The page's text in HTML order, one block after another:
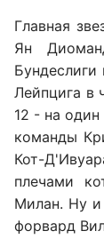
Главная
Ян
Лейпцига в
12 - на
команды
Кот-
плечами
Милан. Ну
форвард